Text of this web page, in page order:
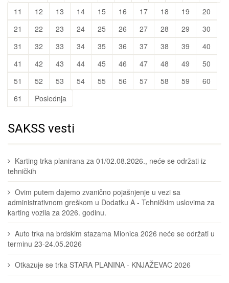
11
12 13 14 15 16 17 18 19
20
21
22 23 24 25 26 27 28 29
30
31
32 33 34 35 36 37 38 39
40
41
42 43 44 45 46 47 48 49
50
51
52 53 54 55 56 57 58 59
60
61
Poslednja
SAKSS vesti
Karting trka planirana za 01/02.08.2026., neće se održati iz
tehničkih
Ovim putem dajemo zvanično pojašnjenje u vezi sa
administrativnom greškom u Dodatku A - Tehničkim uslovima za
karting vozila za 2026. godinu.
Auto trka na brdskim stazama Mionica 2026 neće se održati u
terminu 23-24.05.2026
Otkazuje se trka STARA PLANINA - KNJAŽEVAC 2026